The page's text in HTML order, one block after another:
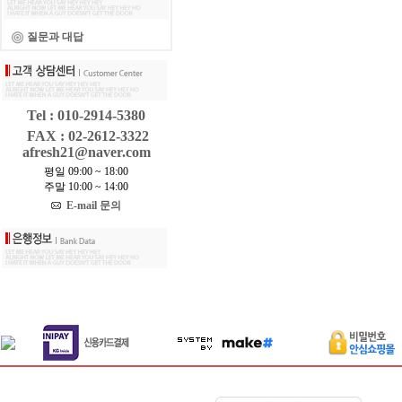
질문과 대답
Tel : 010-2914-5380
FAX : 02-2612-3322
afresh21@naver.com
평일 09:00 ~ 18:00
주말 10:00 ~ 14:00
E-mail 문의